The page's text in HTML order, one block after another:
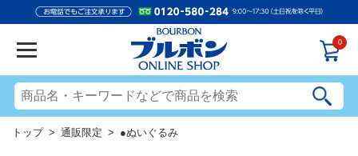
0
トップ> 通販限定 > ●ぬいぐるみ